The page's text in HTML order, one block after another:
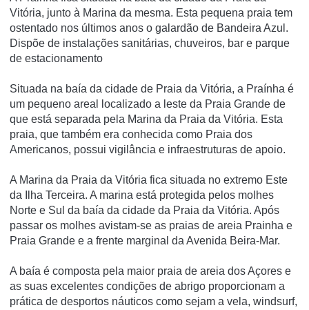
Vitória, junto à Marina da mesma. Esta pequena praia tem
ostentado nos últimos anos o galardão de Bandeira Azul.
Dispõe de instalações sanitárias, chuveiros, bar e parque
de estacionamento
Situada na baía da cidade de Praia da Vitória, a Praínha é
um pequeno areal localizado a leste da Praia Grande de
que está separada pela Marina da Praia da Vitória. Esta
praia, que também era conhecida como Praia dos
Americanos, possui vigilância e infraestruturas de apoio.
A Marina da Praia da Vitória fica situada no extremo Este
da Ilha Terceira. A marina está protegida pelos molhes
Norte e Sul da baía da cidade da Praia da Vitória. Após
passar os molhes avistam-se as praias de areia Prainha e
Praia Grande e a frente marginal da Avenida Beira-Mar.
A baía é composta pela maior praia de areia dos Açores e
as suas excelentes condições de abrigo proporcionam a
prática de desportos náuticos como sejam a vela, windsurf,